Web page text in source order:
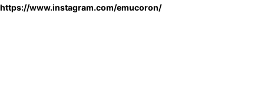
https://www.instagram.com/emucoron/